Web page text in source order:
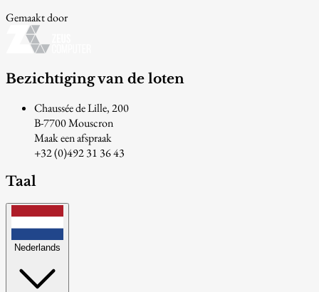
Gemaakt door
Bezichtiging van de loten
Chaussée de Lille, 200
B-7700 Mouscron
Maak een afspraak
+32 (0)492 31 36 43
Taal
Nederlands